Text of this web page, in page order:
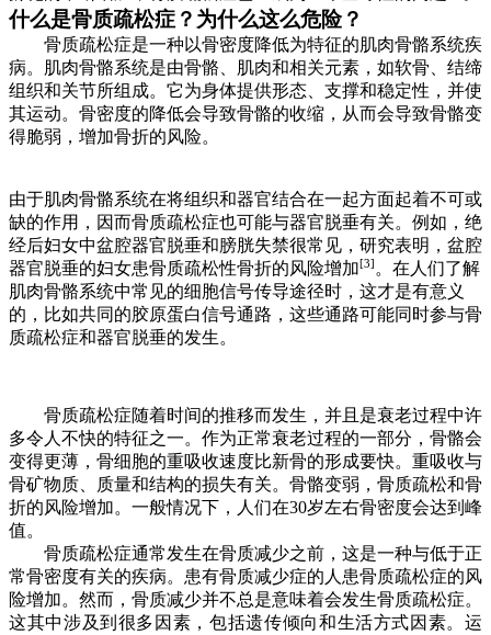
什么是骨质疏松症？为什么这么危险？
骨质疏松症是一种以骨密度降低为特征的肌肉骨骼系统疾
病。肌肉骨骼系统是由骨骼、肌肉和相关元素，如软骨、结缔
组织和关节所组成。它为身体提供形态 、支撑和稳定性，并使
其运动。骨密度的降低会导致骨骼的收缩， 从而会导致骨骼变
得脆弱，增加骨折的风险。
由于肌肉骨骼系统在将组织和器官结合在一起方面起着不可或
缺的作用， 因而骨质疏松症也可能与器官脱垂有关。例如， 绝
经后妇女中盆腔器官脱垂和膀胱失禁很常见，研究表明，盆腔
器官脱垂的妇女患骨质疏松性骨折的风险增加[3] 。 在 人们了解
肌肉骨骼系统中常见的细胞信号传导途径时，这才是有意义
的，比如共同的胶原蛋白信号通路，这些通路可能同时参与骨
质疏松症和器官脱垂的发生。
骨质疏松症随着时间的推移而发生， 并且 是衰老过程中许
多令人不快的特征之一。作为正常衰老过程的一部分，骨骼会
变得更薄，骨细胞的重吸收速度比新骨的形成要快。重吸收与
骨矿物质、质量和结构的损失有关。骨骼变弱，骨质疏松和骨
折的风险增加。 一般情况下，人们在30岁左右骨密度会达到 峰
值。
骨质疏松症通常发生在骨质减少之前 ，这是一种与低于正
常骨密度有关的疾病。 患有骨质减少症的人 患骨质疏松症的风
险增加。然而，骨质减少并不总是意味着会发生骨质疏松症。
这其中涉及到很多因素，包括遗传倾向和生活方式因素。运